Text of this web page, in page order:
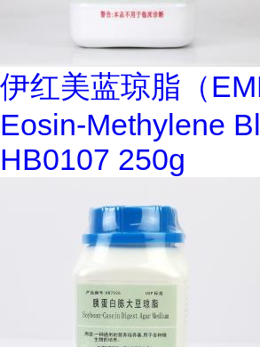
伊红美蓝琼脂（
Eosin-Methylene
HB0107 250g